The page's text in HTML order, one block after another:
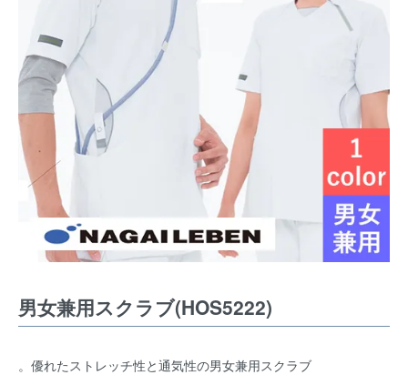
男女兼用スクラブ(HOS5222)
。優れたストレッチ性と通気性の男女兼用スクラブ